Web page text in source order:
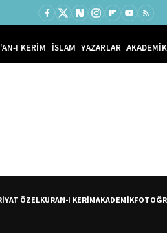
I KERİM İSLAM YAZARLAR AKADEMİK
ÖZELKURAN-I KERİMAKADEMİK